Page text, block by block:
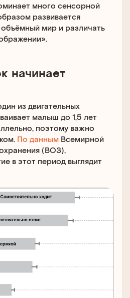
много сенсорной
развивается
мир и различать
начинает
из двигательных
малыш до 1,5 лет
поэтому важно
По данным Всемирной
(ВОЗ),
в этот период выглядит